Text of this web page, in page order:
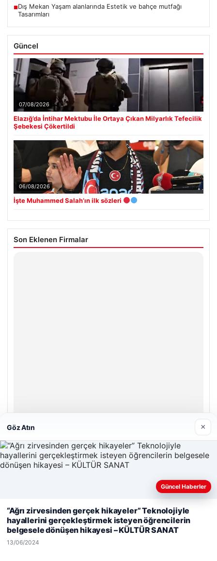
■Dış Mekan Yaşam alanlarında Estetik ve bahçe mutfağı
Tasarımları
Güncel
07/08/2026
Elazığ’da İntihar Mektubu İle Ortaya Çıkan Milyarlık Tefecilik
Şebekesi Çökertildi
06/08/2026
İşte Muhammed Salah’ın ilk sözleri
Son Eklenen Firmalar
deneyiminizi kişiselleştirmek ve geliştirmek amacıyla çerezler
kullanıyoruz.Çerez Politikamız
Reddet Kabul Et
Göz Atın ×
Güncel Haberler
“Ağrı zirvesinden gerçek hikayeler” Teknolojiyle
hayallerini gerçekleştirmek isteyen öğrencilerin
belgesele dönüşen hikayesi – KÜLTÜR SANAT
13/06/2024